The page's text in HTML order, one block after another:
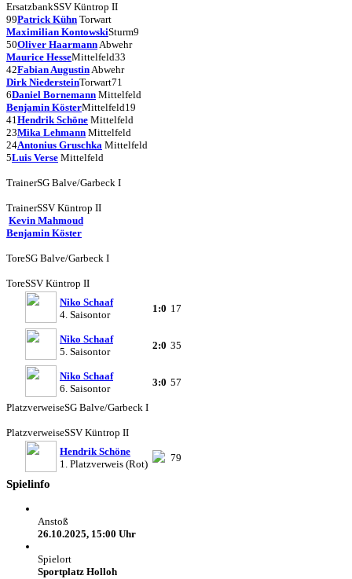
ErsatzbankSSV Küntrop II
99Patrick Kühn Torwart
Maximilian KontowskiSturm9
50Oliver HaarmannAbwehr
Maurice HesseMittelfeld33
42Fabian AugustinAbwehr
Dirk NiedersteinTorwart71
6Daniel Bornemann Mittelfeld
Benjamin KösterMittelfeld19
41Hendrik Schöne Mittelfeld
23Mika Lehmann Mittelfeld
24Antonius Gruschka Mittelfeld
5Luis Verse Mittelfeld
TrainerSG Balve/Garbeck I
TrainerSSV Küntrop II
Kevin Mahmoud
Benjamin Köster
ToreSG Balve/Garbeck I
ToreSSV Küntrop II
Niko Schaaf
4. Saisontor
1:0 17
Niko Schaaf
5. Saisontor
2:0 35
Niko Schaaf
6. Saisontor
3:0 57
PlatzverweiseSG Balve/Garbeck I
PlatzverweiseSSV Küntrop II
Hendrik Schöne
1. Platzverweis (Rot)
79
Spielinfo
Anstoß
26.10.2025, 15:00 Uhr
Spielort
Sportplatz Holloh